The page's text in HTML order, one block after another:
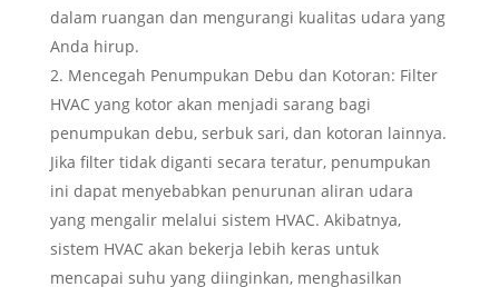
dalam ruangan dan mengurangi kualitas udara yang
Anda hirup.
Mencegah Penumpukan Debu dan Kotoran: Filter
HVAC yang kotor akan menjadi sarang bagi
penumpukan debu, serbuk sari, dan kotoran lainnya.
Jika filter tidak diganti secara teratur, penumpukan
ini dapat menyebabkan penurunan aliran udara
yang mengalir melalui sistem HVAC. Akibatnya,
sistem HVAC akan bekerja lebih keras untuk
mencapai suhu yang diinginkan, menghasilkan